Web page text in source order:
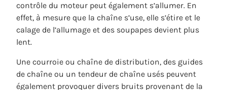
contrôle du moteur peut également s’allumer. En
effet, à mesure que la chaîne s’use, elle s’étire et le
calage de l’allumage et des soupapes devient plus
lent.
Une courroie ou chaîne de distribution, des guides
de chaîne ou un tendeur de chaîne usés peuvent
également provoquer divers bruits provenant de la